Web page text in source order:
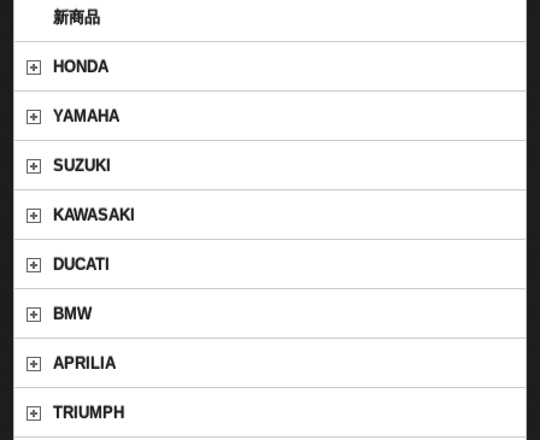
新商品
HONDA
YAMAHA
SUZUKI
KAWASAKI
DUCATI
BMW
APRILIA
TRIUMPH